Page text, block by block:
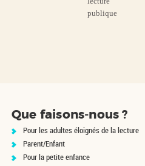
publique
Que faisons-nous ?
Pour les adultes éloignés de la lecture
Parent/Enfant
Pour la petite enfance